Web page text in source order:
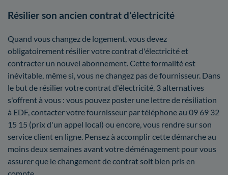
Résilier son ancien contrat d'électricité
Quand vous changez de logement, vous devez
obligatoirement résilier votre contrat d'électricité et
contracter un nouvel abonnement. Cette formalité est
inévitable, même si, vous ne changez pas de fournisseur. Dans
le but de résilier votre contrat d'électricité, 3 alternatives
s'offrent à vous : vous pouvez poster une lettre de résiliation
à EDF, contacter votre fournisseur par téléphone au 09 69 32
15 15 (prix d'un appel local) ou encore, vous rendre sur son
service client en ligne. Pensez à accomplir cette démarche au
moins deux semaines avant votre déménagement pour vous
assurer que le changement de contrat soit bien pris en
compte.